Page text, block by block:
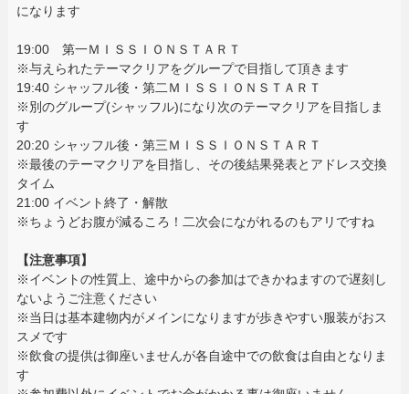
になります
19:00 第一ＭＩＳＳＩＯＮＳＴＡＲＴ
※与えられたテーマクリアをグループで目指して頂きます
19:40 シャッフル後・第二ＭＩＳＳＩＯＮＳＴＡＲＴ
※別のグループ(シャッフル)になり次のテーマクリアを目指しま
す
20:20 シャッフル後・第三ＭＩＳＳＩＯＮＳＴＡＲＴ
※最後のテーマクリアを目指し、その後結果発表とアドレス交換
タイム
21:00 イベント終了・解散
※ちょうどお腹が減るころ！二次会にながれるのもアリですね
【注意事項】
※イベントの性質上、途中からの参加はできかねますので遅刻し
ないようご注意ください
※当日は基本建物内がメインになりますが歩きやすい服装がおス
スメです
※飲食の提供は御座いませんが各自途中での飲食は自由となりま
す